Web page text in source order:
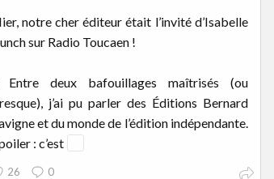
notre cher éditeur était l’invité d’Isabelle
sur Radio Toucaen !
Entre deux bafouillages maîtrisés (ou
j’ai pu parler des Éditions Bernard
et du monde de l’édition indépendante.
: c’est
26 0